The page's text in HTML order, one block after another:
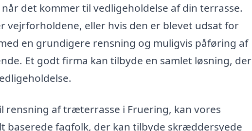
det kommer til vedligeholdelse af din terrasse.
vejrforholdene, eller hvis den er blevet udsat for
en grundigere rensning og muligvis påføring af
Et godt firma kan tilbyde en samlet løsning, der
af træterrasse i Fruering, kan vores
fagfolk, der kan tilbyde skræddersyede